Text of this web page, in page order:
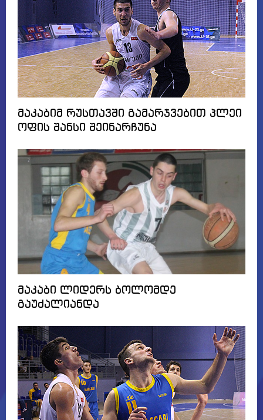
მაკაბიმ რუსთავში გამარჯვებით პლეი
ოფის შანსი შეინარჩუნა
მაკაბი ლიდერს ბოლომდე
გაუძალიანდა